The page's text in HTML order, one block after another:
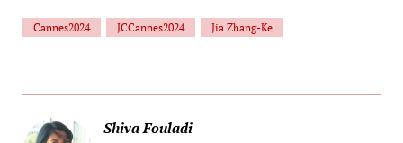
Cannes2024 JCCannes2024 Jia Zhang-Ke
Shiva Fouladi